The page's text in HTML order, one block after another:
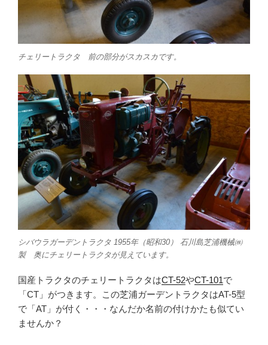
チェリートラクタ 前の部分がスカスカです。
シバウラガーデントラクタ 1955年（昭和30） 石川島芝浦機械㈱
製 奥にチェリートラクタが見えています。
国産トラクタのチェリートラクタはCT-52やCT-101で
「CT」がつきます。この芝浦ガーデントラクタはAT-5型
で「AT」が付く・・・なんだか名前の付けかたも似てい
ませんか？